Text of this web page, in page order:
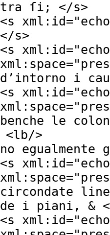
tra ſi; </s>
<s xml:id="
</s>
<s xml:id="
xml:space="
d’intorno i
<s xml:id="
xml:space="
benche le
<lb/>
no egualmente
<s xml:id="
xml:space="
circondate
de i piani, &
<s xml:id="